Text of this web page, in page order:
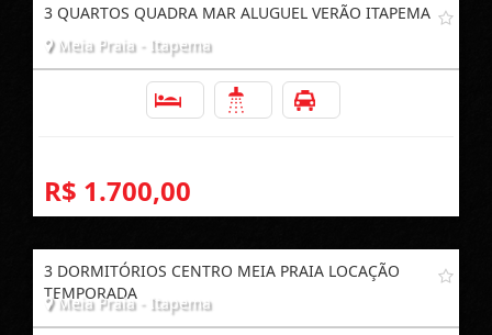
3 QUARTOS QUADRA MAR ALUGUEL VERÃO ITAPEMA
Meia Praia - Itapema
R$ 1.700,00
3 DORMITÓRIOS CENTRO MEIA PRAIA LOCAÇÃO
TEMPORADA
Meia Praia - Itapema